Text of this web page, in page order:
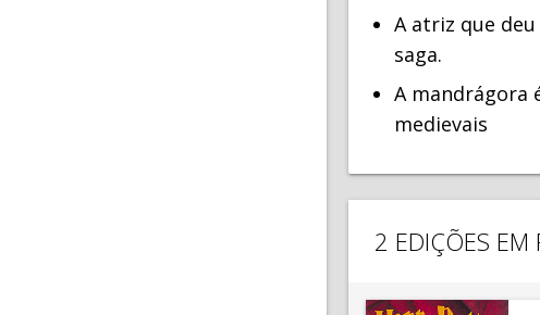
A atriz que
saga.
A mandrágora
medievais
2 EDIÇÕES EM